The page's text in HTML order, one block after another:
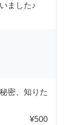
ました♪
密、知りた
¥500